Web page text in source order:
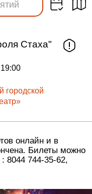
Стаха"
19:00
городской
онлайн и в
Билеты можно
8044 744-35-62,